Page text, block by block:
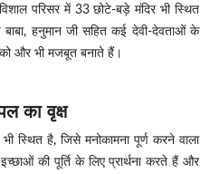
परिसर में 33 छोटे-बड़े मंदिर भी स्थित
बाबा, हनुमान जी सहित कई देवी-देवताओं के
और भी मजबूत बनाते हैं।
का वृक्ष
स्थित है, जिसे मनोकामना पूर्ण करने वाला
की पूर्ति के लिए प्रार्थना करते हैं और